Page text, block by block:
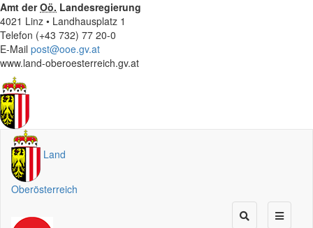
Amt derOö. Landesregierung
4021 Linz • Landhausplatz 1
Telefon (+43 732) 77 20-0
E-Mail post@ooe.gv.at
www.land-oberoesterreich.gv.at
Land
Oberösterreich